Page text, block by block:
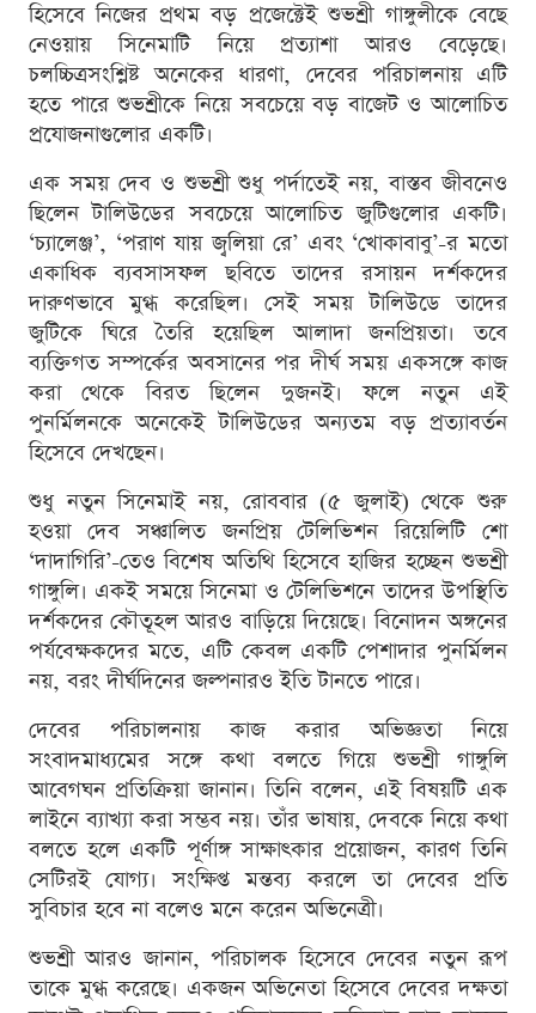
হিসেবে নিজের প্রথম বড় প্রজেক্টেই শুভশ্রী গাঙ্গুলীকে বেছে
নেওয়ায় সিনেমাটি নিয়ে প্রত্যাশা আরও বেড়েছে।
চলচ্চিত্রসংশ্লিষ্ট অনেকের ধারণা, দেবের পরিচালনায় এটি
হতে পারে শুভশ্রীকে নিয়ে সবচেয়ে বড় বাজেট ও আলোচিত
প্রযোজনাগুলোর একটি।
এক সময় দেব ও শুভশ্রী শুধু পর্দাতেই নয়, বাস্তব জীবনেও
ছিলেন টালিউডের সবচেয়ে আলোচিত জুটিগুলোর একটি।
‘চ্যালেঞ্জ’, ‘পরাণ যায় জ্বলিয়া রে’ এবং ‘খোকাবাবু’-র মতো
একাধিক ব্যবসাসফল ছবিতে তাদের রসায়ন দর্শকদের
দারুণভাবে মুগ্ধ করেছিল। সেই সময় টালিউডে তাদের
জুটিকে ঘিরে তৈরি হয়েছিল আলাদা জনপ্রিয়তা। তবে
ব্যক্তিগত সম্পর্কের অবসানের পর দীর্ঘ সময় একসঙ্গে কাজ
করা থেকে বিরত ছিলেন দুজনই। ফলে নতুন এই
পুনর্মিলনকে অনেকেই টালিউডের অন্যতম বড় প্রত্যাবর্তন
হিসেবে দেখছেন।
শুধু নতুন সিনেমাই নয়, রোববার (৫ জুলাই) থেকে শুরু
হওয়া দেব সঞ্চালিত জনপ্রিয় টেলিভিশন রিয়েলিটি শো
‘দাদাগিরি’-তেও বিশেষ অতিথি হিসেবে হাজির হচ্ছেন শুভশ্রী
গাঙ্গুলি। একই সময়ে সিনেমা ও টেলিভিশনে তাদের উপস্থিতি
দর্শকদের কৌতূহল আরও বাড়িয়ে দিয়েছে। বিনোদন অঙ্গনের
পর্যবেক্ষকদের মতে, এটি কেবল একটি পেশাদার পুনর্মিলন
নয়, বরং দীর্ঘদিনের জল্পনারও ইতি টানতে পারে।
দেবের পরিচালনায় কাজ করার অভিজ্ঞতা নিয়ে
সংবাদমাধ্যমের সঙ্গে কথা বলতে গিয়ে শুভশ্রী গাঙ্গুলি
আবেগঘন প্রতিক্রিয়া জানান। তিনি বলেন, এই বিষয়টি এক
লাইনে ব্যাখ্যা করা সম্ভব নয়। তাঁর ভাষায়, দেবকে নিয়ে কথা
বলতে হলে একটি পূর্ণাঙ্গ সাক্ষাৎকার প্রয়োজন, কারণ তিনি
সেটিরই যোগ্য। সংক্ষিপ্ত মন্তব্য করলে তা দেবের প্রতি
সুবিচার হবে না বলেও মনে করেন অভিনেত্রী।
শুভশ্রী আরও জানান, পরিচালক হিসেবে দেবের নতুন রূপ
তাকে মুগ্ধ করেছে। একজন অভিনেতা হিসেবে দেবের দক্ষতা